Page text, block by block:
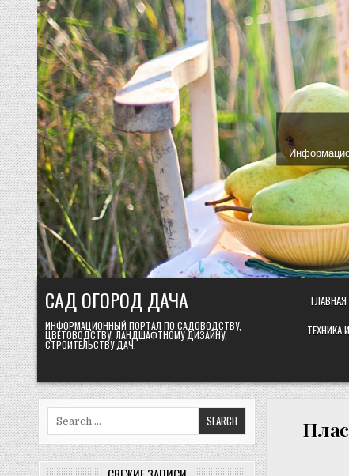
Skip
to
content
САД ОГОРОД ДАЧА
ИНФОРМАЦИОННЫЙ ПОРТАЛ ПО САДОВОДСТВУ,
ЦВЕТОВОДСТВУ, ЛАНДШАФТНОМУ ДИЗАЙНУ,
СТРОИТЕЛЬСТВУ ДАЧ.
ГЛАВНАЯ
ТЕХНИКА